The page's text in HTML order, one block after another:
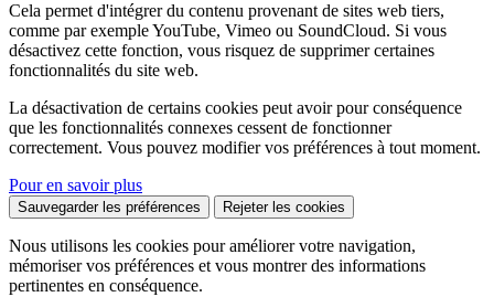
Cela permet d'intégrer du contenu provenant de sites web tiers,
comme par exemple YouTube, Vimeo ou SoundCloud. Si vous
désactivez cette fonction, vous risquez de supprimer certaines
fonctionnalités du site web.
La désactivation de certains cookies peut avoir pour conséquence
que les fonctionnalités connexes cessent de fonctionner
correctement. Vous pouvez modifier vos préférences à tout moment.
Pour en savoir plus
Sauvegarder les préférences Rejeter les cookies
Nous utilisons les cookies pour améliorer votre navigation,
mémoriser vos préférences et vous montrer des informations
pertinentes en conséquence.